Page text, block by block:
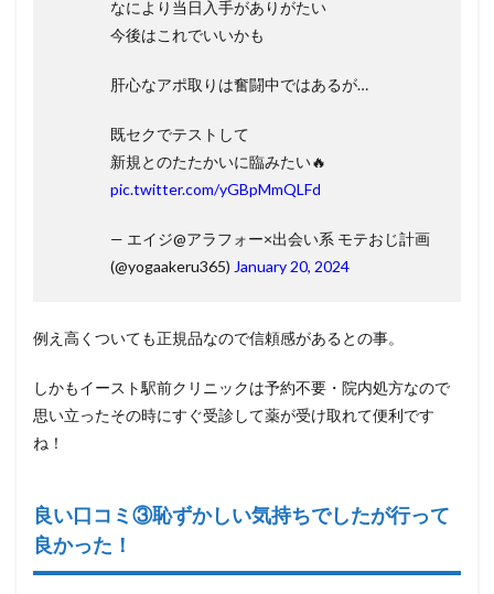
なにより当日入手がありがたい
今後はこれでいいかも
肝心なアポ取りは奮闘中ではあるが…
既セクでテストして
新規とのたたかいに臨みたい🔥
pic.twitter.com/yGBpMmQLFd
— エイジ@アラフォー×出会い系 モテおじ計画
(@yogaakeru365) January 20, 2024
例え高くついても正規品なので信頼感があるとの事。
しかもイースト駅前クリニックは予約不要・院内処方なので
思い立ったその時にすぐ受診して薬が受け取れて便利です
ね！
良い口コミ③恥ずかしい気持ちでしたが行って
良かった！